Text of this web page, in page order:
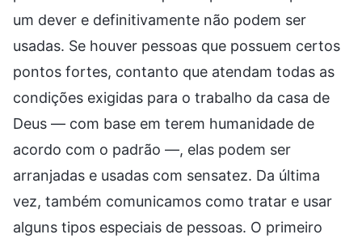
um dever e definitivamente não podem ser
usadas. Se houver pessoas que possuem certos
pontos fortes, contanto que atendam todas as
condições exigidas para o trabalho da casa de
Deus — com base em terem humanidade de
acordo com o padrão —, elas podem ser
arranjadas e usadas com sensatez. Da última
vez, também comunicamos como tratar e usar
alguns tipos especiais de pessoas. O primeiro